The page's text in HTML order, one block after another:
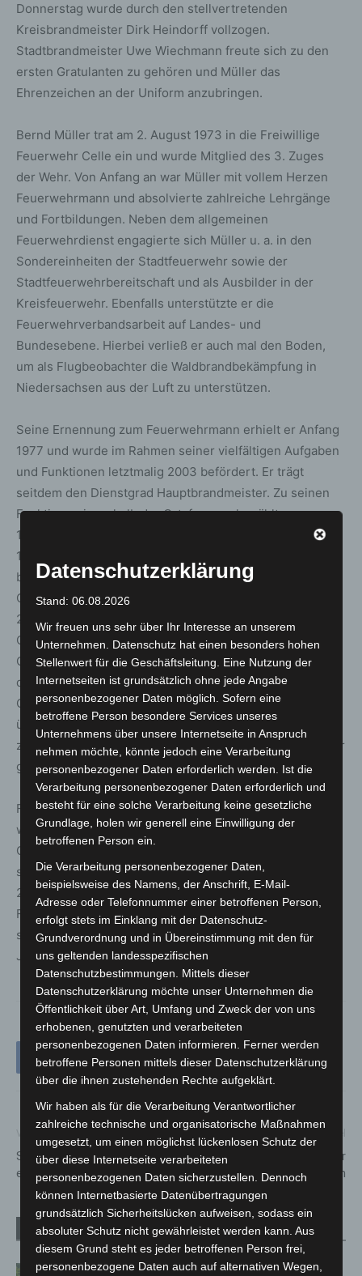
Donnerstag wurde durch den stellvertretenden
Kreisbrandmeister Dirk Heindorff vollzogen.
Stadtbrandmeister Uwe Wiechmann freute sich zu den
ersten Gratulanten zu gehören und Müller das
Ehrenzeichen an der Uniform anzubringen.
Bernd Müller trat am 2. August 1973 in die Freiwillige
Feuerwehr Celle ein und wurde Mitglied des 3. Zuges
der Wehr. Von Anfang an war Müller mit vollem Herzen
Feuerwehrmann und absolvierte zahlreiche Lehrgänge
und Fortbildungen. Neben dem allgemeinen
Feuerwehrdienst engagierte sich Müller u. a. in den
Sondereinheiten der Stadtfeuerwehr sowie der
Stadtfeuerwehrbereitschaft und als Ausbilder in der
Kreisfeuerwehr. Ebenfalls unterstützte er die
Feuerwehrverbandsarbeit auf Landes- und
Bundesebene. Hierbei verließ er auch mal den Boden,
um als Flugbeobachter die Waldbrandbekämpfung in
Niedersachsen aus der Luft zu unterstützen.
Seine Ernennung zum Feuerwehrmann erhielt er Anfang
1977 und wurde im Rahmen seiner vielfältigen Aufgaben
und Funktionen letztmalig 2003 befördert. Er trägt
seitdem den Dienstgrad Hauptbrandmeister. Zu seinen
Funktionen innerhalb der Ortsfeuerwehr zählten von
1992 bis 1999 der Schrift- und Kassenwart. Im Januar
1997 übernahm er die Funktion eines Gruppenführers,
bevor er 2000 zum Zugführer des 3. Zuges der
Ortsfeuerwehr Celle-Hauptwache gewählt wurde. Im Mai
2002 wurde er nach Vorschlagswahl durch die
Ortsfeuerwehr und Bestätigung durch den Rat der Stadt
Celle zum Ortsbrandmeister der größten Ortsfeuerwehr
der Stadt Celle ernannt. Er leitet die Ortsfeuerwehr
Celle-Hauptwache bis heute. Von 2002 bis 2019
übernahm er als stellvertretender Stadtbrandmeister
zusätzlich Verantwortung für das Feuerwehrwesen in der
gesamten Stadt Celle.
Für seine Tätigkeit und Verdienste im Feuerlöschwesen
wurde Bernd Müller bisher mit der Niedersächsischen
Gedenkmedaille für die Waldbrandkatastrophe 1975
sowie mit der Hochwasser-Medaille 2013 ausgezeichnet.
2005 erhielt er zudem das Deutsche
Feuerwehrehrenkreuz in Silber sowie 2013 in Gold. Für
seine langjährige Mitgliedschaft wurde er 1998 für 25
Jahre und 2013 für 40 Jahre ausgezeichnet.
Schwerer Verkehrsunfall mit
einem Reisebus auf der A2
ADFC Langenhagen lädt zur
Radtour durch die Leinemasch
Verwandte Artikel Mehr vom Autor
Region Hannover: 21 neue
Datenschutzerklärung
Stand: 06.08.2026
Wir freuen uns sehr über Ihr Interesse an unserem
Unternehmen. Datenschutz hat einen besonders hohen
Stellenwert für die Geschäftsleitung. Eine Nutzung der
Internetseiten ist grundsätzlich ohne jede Angabe
personenbezogener Daten möglich. Sofern eine
betroffene Person besondere Services unseres
Unternehmens über unsere Internetseite in Anspruch
nehmen möchte, könnte jedoch eine Verarbeitung
personenbezogener Daten erforderlich werden. Ist die
Verarbeitung personenbezogener Daten erforderlich und
besteht für eine solche Verarbeitung keine gesetzliche
Grundlage, holen wir generell eine Einwilligung der
betroffenen Person ein.
Die Verarbeitung personenbezogener Daten,
beispielsweise des Namens, der Anschrift, E-Mail-
Adresse oder Telefonnummer einer betroffenen Person,
erfolgt stets im Einklang mit der Datenschutz-
Grundverordnung und in Übereinstimmung mit den für
uns geltenden landesspezifischen
Datenschutzbestimmungen. Mittels dieser
Datenschutzerklärung möchte unser Unternehmen die
Öffentlichkeit über Art, Umfang und Zweck der von uns
erhobenen, genutzten und verarbeiteten
personenbezogenen Daten informieren. Ferner werden
betroffene Personen mittels dieser Datenschutzerklärung
über die ihnen zustehenden Rechte aufgeklärt.
Wir haben als für die Verarbeitung Verantwortlicher
zahlreiche technische und organisatorische Maßnahmen
umgesetzt, um einen möglichst lückenlosen Schutz der
über diese Internetseite verarbeiteten
personenbezogenen Daten sicherzustellen. Dennoch
können Internetbasierte Datenübertragungen
grundsätzlich Sicherheitslücken aufweisen, sodass ein
absoluter Schutz nicht gewährleistet werden kann. Aus
diesem Grund steht es jeder betroffenen Person frei,
personenbezogene Daten auch auf alternativen Wegen,